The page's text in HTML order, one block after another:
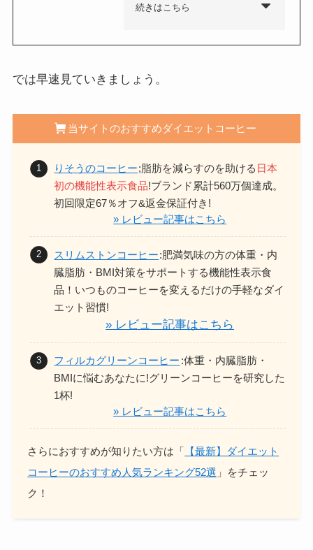
続きはこちら
では早速見ていきましょう。
当サイトのおすすめダイエットコーヒー
りそうのコーヒー;脂肪を減らすのを助ける 日本
初の機能性表示食品!ブランド累計560万個達成。
初回限定67％オフ&返金保証付き!
» レビュー記事はこちら
スリムストンコーヒー:肥満気味の方の体重・内
臓脂肪・BMI対策をサポートする機能性表示食
品！ いつものコーヒーを変えるだけの手軽なダイ
エット習慣!
» レビュー記事はこちら
フィルカグリーンコーヒー :体重・内臓脂肪・
BMIに悩むあなたに!グリーンコーヒーを研究した
1杯!
» レビュー記事はこちら
さらにおすすめが知りたい方は「 【最新】ダイエット
コーヒーのおすすめ人気ランキング52選 」をチェッ
ク！